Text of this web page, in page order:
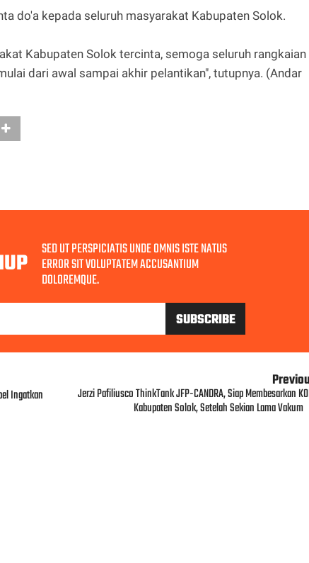
do'a kepada seluruh masyarakat Kabupaten Solok.
Kabupaten Solok tercinta, semoga seluruh rangkaian
dari awal sampai akhir pelantikan", tutupnya. (Andar
SED UT PERSPICIATIS UNDE OMNIS ISTE NATUS
ERROR SIT VOLUPTATEM ACCUSANTIUM
DOLOREMQUE.
Ingatkan Jerzi Pafiliusco ThinkTank JFP-CANDRA, Siap Membesarkan
Kabupaten Solok, Setelah Sekian Lama Vakum